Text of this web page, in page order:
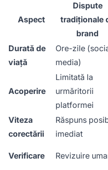
Aspect
Dispute
tradiționale
brand
Durată de
viață
Ore-zile
media)
Acoperire
Limitată la
urmăritorii
platformei
Viteza
corectării
Răspuns
imediat
Verificare Revizuire